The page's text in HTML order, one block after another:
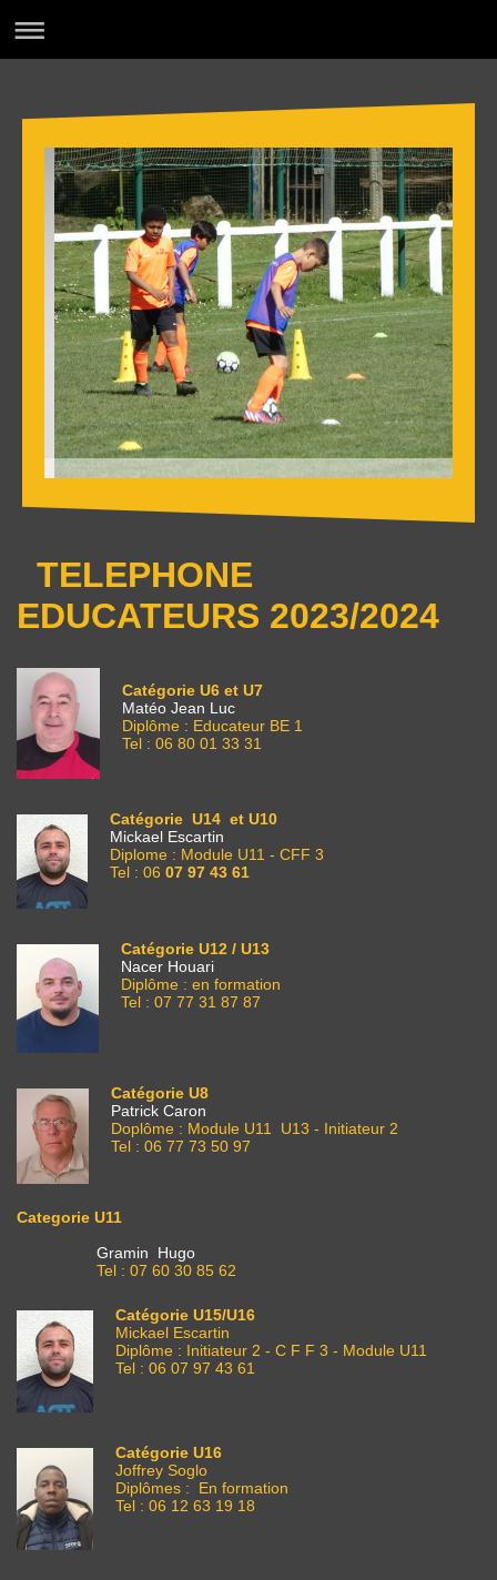
TELEPHONE
EDUCATEURS 2023/2024
Catégorie U6 et U7
Matéo Jean Luc
Diplôme : Educateur BE 1
Tel : 06 80 01 33 31
Catégorie U14 et U10
Mickael Escartin
Diplome : Module U11 - CFF 3
Tel : 06 07 97 43 61
Catégorie U12 / U13
Nacer Houari
Diplôme : en formation
Tel : 07 77 31 87 87
Catégorie U8
Patrick Caron
Doplôme : Module U11 U13 - Initiateur 2
Tel : 06 77 73 50 97
Categorie U11
Gramin Hugo
Tel : 07 60 30 85 62
Catégorie U15/U16
Mickael Escartin
Diplôme : Initiateur 2 - C F F 3 - Module U11
Tel : 06 07 97 43 61
Catégorie U16
Joffrey Soglo
Diplômes : En formation
Tel : 06 12 63 19 18